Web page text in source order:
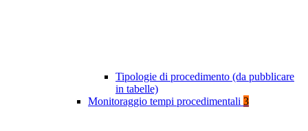
Tipologie di procedimento (da pubblicare
in tabelle)
Monitoraggio tempi procedimentali 3